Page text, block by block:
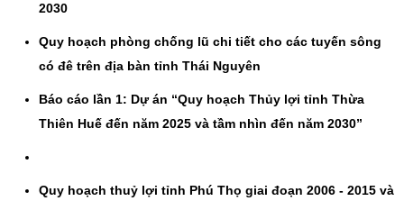
2030
Quy hoạch phòng chống lũ chi tiết cho các tuyến sông
có đê trên địa bàn tỉnh Thái Nguyên
Báo cáo lần 1: Dự án “Quy hoạch Thủy lợi tỉnh Thừa
Thiên Huế đến năm 2025 và tầm nhìn đến năm 2030”
Quy hoạch thuỷ lợi tỉnh Phú Thọ giai đoạn 2006 - 2015 và